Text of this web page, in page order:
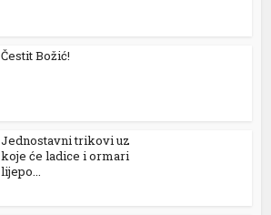
Čestit Božić!
Jednostavni trikovi uz
koje će ladice i ormari
lijepo...